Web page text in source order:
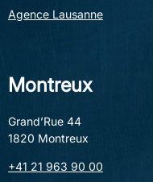
contacter.
Surfaces
Agence Lausanne
Montreux
Grand’Rue 44
1820 Montreux
+41 21 963 90 00